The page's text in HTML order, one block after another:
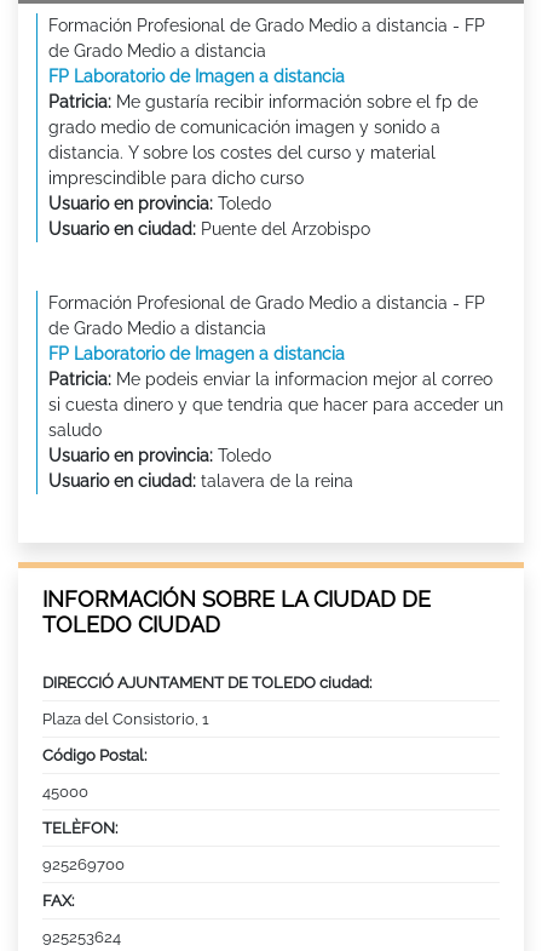
Formación Profesional de Grado Medio a distancia - FP
de Grado Medio a distancia
FP Laboratorio de Imagen a distancia
Patricia: Me gustaría recibir información sobre el fp de
grado medio de comunicación imagen y sonido a
distancia. Y sobre los costes del curso y material
imprescindible para dicho curso
Usuario en provincia: Toledo
Usuario en ciudad: Puente del Arzobispo
Formación Profesional de Grado Medio a distancia - FP
de Grado Medio a distancia
FP Laboratorio de Imagen a distancia
Patricia: Me podeis enviar la informacion mejor al correo
si cuesta dinero y que tendria que hacer para acceder un
saludo
Usuario en provincia: Toledo
Usuario en ciudad: talavera de la reina
INFORMACIÓN SOBRE LA CIUDAD DE
TOLEDO CIUDAD
DIRECCIÓ AJUNTAMENT DE TOLEDO ciudad:
Plaza del Consistorio, 1
Código Postal:
45000
TELÈFON:
925269700
FAX:
925253624